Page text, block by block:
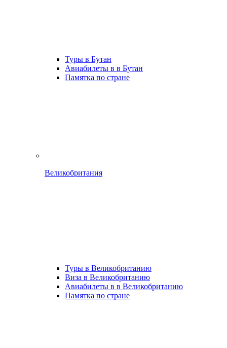
Туры в Бутан
Авиабилеты в в Бутан
Памятка по стране
Великобритания
Туры в Великобританию
Виза в Великобританию
Авиабилеты в в Великобританию
Памятка по стране